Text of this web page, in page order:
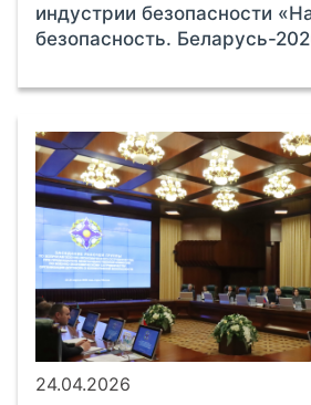
индустрии безопасности
безопасность. Беларусь-
24.04.2026